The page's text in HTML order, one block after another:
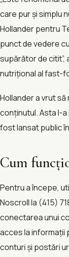
care pur și simplu
Hollander pentru
punct de vedere
supărător de citit”,
nutrițional al fast-
Hollander a vrut
conținutul. Asta l-
fost lansat public
Cum
Pentru a începe,
Noscroll la (415)
conectarea unui
acces la informații
conturi și postări